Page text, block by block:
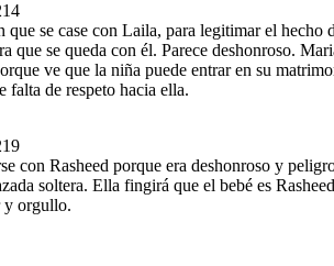
que se case con Laila, para legitimar el hecho
que se queda con él. Parece deshonroso.
ve que la niña puede entrar en su
falta de respeto hacia ella.
con Rasheed porque era deshonroso y
soltera. Ella fingirá que el bebé es
y orgullo.